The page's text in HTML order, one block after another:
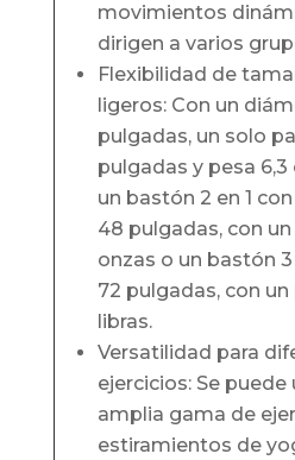
movimientos
dirigen a varios
Flexibilidad de
ligeros: Con un
pulgadas, un solo
pulgadas y pesa
un bastón 2 en 1
48 pulgadas, con un
onzas o un bastón 3
72 pulgadas, con un
libras.
Versatilidad para
ejercicios: Se puede
amplia gama de
estiramientos de